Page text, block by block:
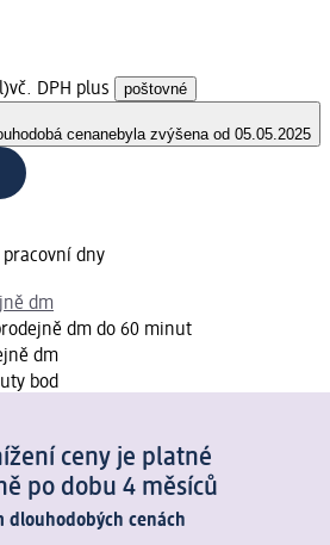
vč. DPH plus poštovné
cenanebyla zvýšena od 05.05.2025
pracovní dny
dm
dm do 60 minut
dm
bod
ceny je platné
po dobu 4 měsíců
dlouhodobých cenách